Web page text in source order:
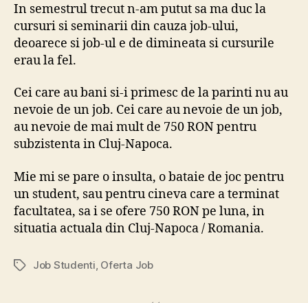
In semestrul trecut n-am putut sa ma duc la
cursuri si seminarii din cauza job-ului,
deoarece si job-ul e de dimineata si cursurile
erau la fel.
Cei care au bani si-i primesc de la parinti nu au
nevoie de un job. Cei care au nevoie de un job,
au nevoie de mai mult de 750 RON pentru
subzistenta in Cluj-Napoca.
Mie mi se pare o insulta, o bataie de joc pentru
un student, sau pentru cineva care a terminat
facultatea, sa i se ofere 750 RON pe luna, in
situatia actuala din Cluj-Napoca / Romania.
TagsJob Studenti Oferta Job